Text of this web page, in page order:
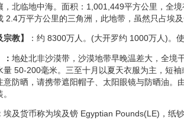
，北临地中海。面积：1,001,449平方公里，全
2.4万平方公里的三角洲，此地带，虽然只占埃
教】 ：约 8300万人。(大开罗约 1000万人)。
： 地处北非沙漠带，沙漠地带早晚温差大，全境
量 50-200毫米。三至十月以夏天衣服为主，短
意防晒，请携带遮阳帽子、太阳眼镜与防晒油
埃及货币称为埃及镑 Egyptian Pounds(LE)，纸